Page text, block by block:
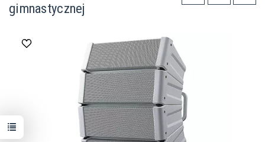
gimnastycznej